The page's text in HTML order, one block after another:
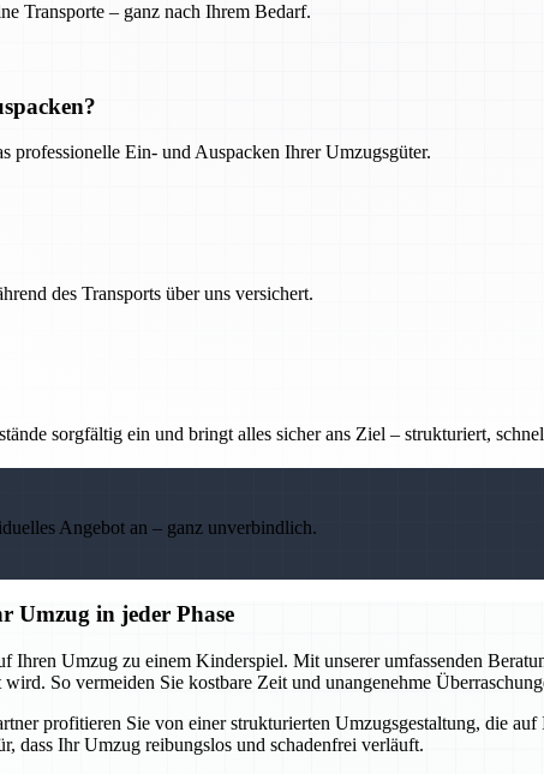
Transporte – ganz nach Ihrem Bedarf.
professionelle Ein- und Auspacken Ihrer Umzugsgüter.
des Transports über uns versichert.
sorgfältig ein und bringt alles sicher ans Ziel – strukturiert,
Angebot an – ganz unverbindlich.
Umzug in jeder Phase
Umzug zu einem Kinderspiel. Mit unserer umfassenden
So vermeiden Sie kostbare Zeit und unangenehme
profitieren Sie von einer strukturierten Umzugsgestaltung, die
dass Ihr Umzug reibungslos und schadenfrei verläuft.